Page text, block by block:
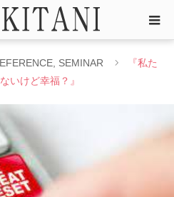
SEMINAR
『私た
いけど幸福？』